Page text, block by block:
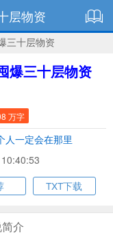
层物资
三十层物资
爆三十层物资
万字
人一定会在那里
TXT下载
介